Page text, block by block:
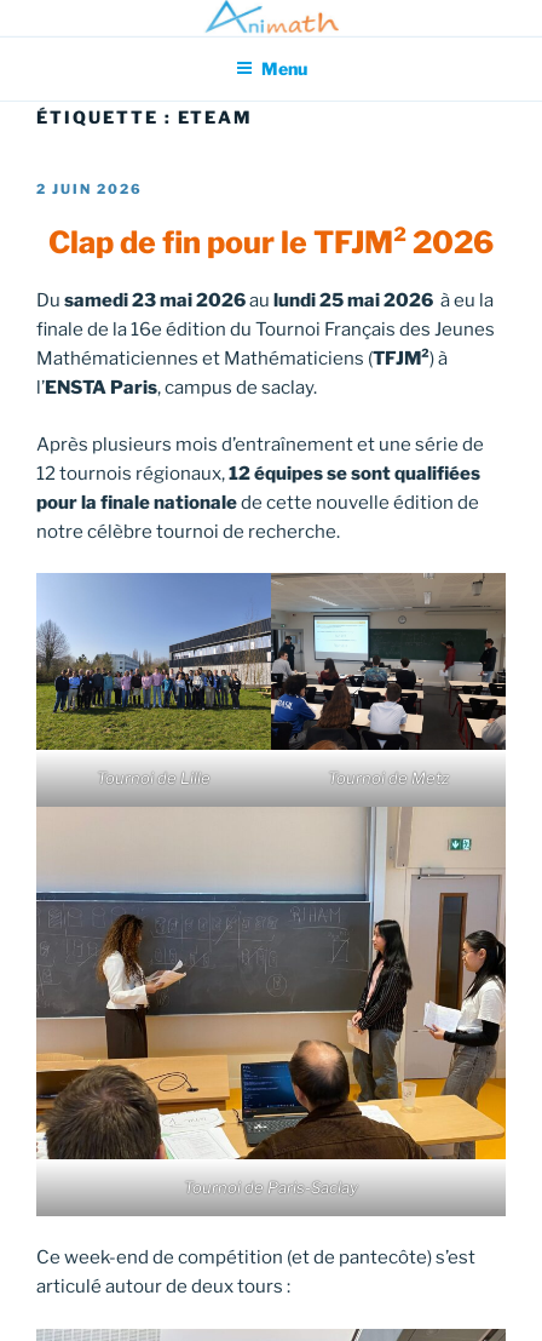
au
principal
Association pour l'Animation en Mathématiques
Menu
ÉTIQUETTE : ETEAM
PUBLIÉ
2 JUIN 2026
Clap de fin pour le TFJM² 2026
Du samedi 23 mai 2026au lundi 25 mai 2026 à eu la
finale de la 16e édition du Tournoi Français des Jeunes
Mathématiciennes et Mathématiciens (TFJM²) à
l’ ENSTA Paris, campus de saclay.
Après plusieurs mois d’entraînement et une série de
12 tournois régionaux,12 équipes se sont qualifiées
pour la finale nationalede cette nouvelle édition de
notre célèbre tournoi de recherche.
Tournoi de Lille Tournoi de Metz
Tournoi de Paris-Saclay
Ce week-end de compétition (et de pantecôte) s’est
articulé autour de deux tours :